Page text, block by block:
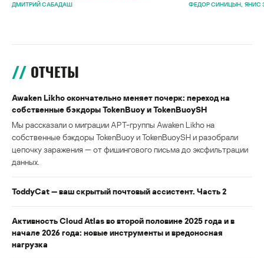
ДМИТРИЙ САБАДАШ
ФЕДОР СИНИЦЫН ЯНИС
ОТЧЕТЫ
Awaken Likho окончательно меняет почерк: переход на
собственные бэкдоры TokenBuoy и TokenBuoySH
Мы рассказали о миграции APT-группы Awaken Likho на
собственные бэкдоры TokenBuoy и TokenBuoySH и разобрали
цепочку заражения — от фишингового письма до эксфильтрации
данных.
ToddyCat — ваш скрытый почтовый ассистент. Часть 2
Активность Cloud Atlas во второй половине 2025 года и в
начале 2026 года: новые инструменты и вредоносная
нагрузка